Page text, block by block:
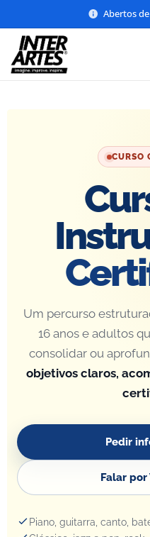
Abertos
CURSO
Um percurso
16 anos e adultos
consolidar ou
objetivos claros,
Pedir
Falar
Piano, guitarra, canto,